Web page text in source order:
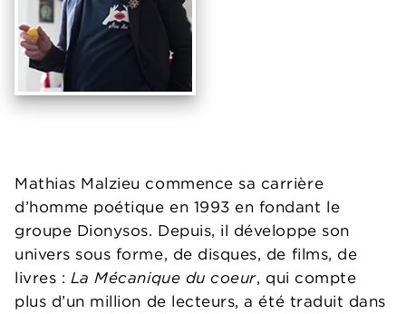
Mathias Malzieu commence sa carrière
d’homme poétique en 1993 en fondant le
groupe Dionysos. Depuis, il développe son
univers sous forme, de disques, de films, de
livres : La Mécanique du coeur, qui compte
plus d’un million de lecteurs, a été traduit dans